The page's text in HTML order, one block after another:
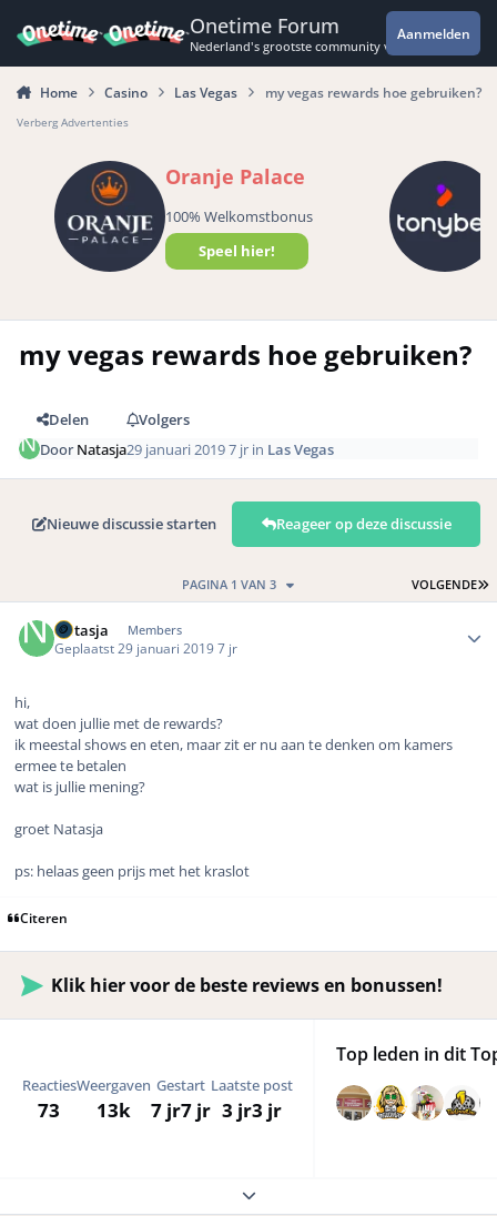
Onetime Forum
Nederland's grootste community voor de
Aanmelden
Home Casino Las Vegas my vegas rewards hoe gebruiken?
Verberg Advertenties
Oranje Palace
100% Welkomstbonus
Speel hier!
my vegas rewards hoe gebruiken?
Delen
Volgers
DoorNatasja29 januari 20197 jr in Las Vegas
Nieuwe discussie starten Reageer op deze discussie
VOLGENDE
PAGINA 1 VAN 3
Natasja Members
Geplaatst 29 januari 20197 jr
hi,
wat doen jullie met de rewards?
ik meestal shows en eten, maar zit er nu aan te denken om kamers
ermee te betalen
wat is jullie mening?
groet Natasja
ps: helaas geen prijs met het kraslot
Citeren
Klik hier voor de beste reviews en bonussen!
Reacties
73
Weergaven
13k
Gestart
7 jr7 jr
Laatste post
3 jr3 jr
Top leden in dit
Expand topic overview